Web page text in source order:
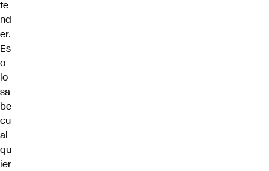
te
nd
er.
Es
o
lo
sa
be
cu
al
qu
ier